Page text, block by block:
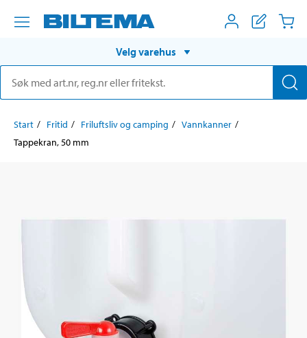
Velg varehus
Start Fritid Friluftsliv og camping
Vannkanner
Tappekran, 50 mm